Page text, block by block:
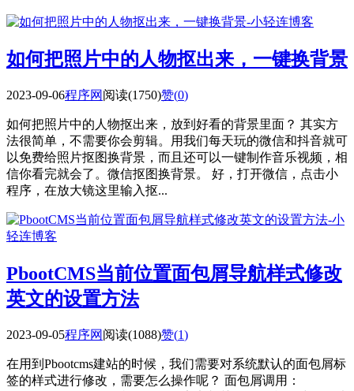
如何把照片中的人物抠出来，一键换背景
2023-09-06程序网 阅读(1750)赞(0)
如何把照片中的人物抠出来，放到好看的背景里面？ 其实方
法很简单，不需要你会剪辑。用我们每天玩的微信和抖音就可
以免费给照片抠图换背景，而且还可以一键制作音乐视频，相
信你看完就会了。微信抠图换背景。 好，打开微信，点击小
程序，在放大镜这里输入抠...
PbootCMS当前位置面包屑导航样式修改
英文的设置方法
2023-09-05程序网 阅读(1088)赞(1)
在用到Pbootcms建站的时候，我们需要对系统默认的面包屑标
签的样式进行修改，需要怎么操作呢？ 面包屑调用：